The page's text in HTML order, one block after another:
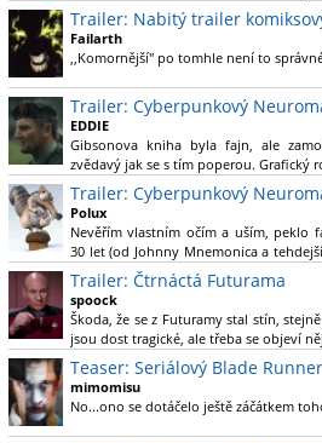
více se ovšem bude moci nová
Green Lanterna s Ryanem
nesrozumitelného?
Trailer: Nabitý trailer
Failarth
,,Komornější" po tomhle není to
Nebál bych se říct, že to vypadá skvěle
tak i formou.
Výběr Ulricha Tomsena pro mě velké
bravo.
Chandler je lepší a lepší s každou novou
Komiksy to mají ted´těžké,
(DC nebo MCU to je buřt) , ale
Držím tomu palce.
Trailer: Cyberpunkový
EDDIE
Gibsonova kniha byla fajn, ale
zvědavý jak se s tím poperou. Grafický
Trailer: Cyberpunkový
Polux
Nevěřím vlastním očím a uším, peklo
30 let (od Johnny Mnemonica a
Gibson a co je jeho debutová kniha
který pojem cyberpunk dostal do
nikoliv fanouška žánru) marně
nástupců", kteří přišli poté (Ghost
Altered Carbon, Blade Runner
konečně vzpomene i na bibli
Teď už nezbývá nic jiného než se tiše
to
. Plus kudos za sázku na
Trailer: Čtrnáctá Futurama
spoock
Škoda, že se z Futuramy stal stín,
jsou dost tragické, ale třeba se objeví
Nedávno začala vycházet nová řada
že se na to dá opět koukat.
Teaser: Seriálový Blade Runner
mimomisu
No...ono se dotáčelo ještě záčátkem